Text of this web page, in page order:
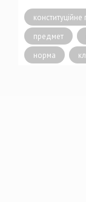
предмет
норма